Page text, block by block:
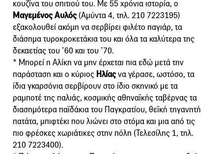
κουζίνα του σπιτιού του. Με 55 χρόνια ιστορία, ο
Μαγεμένος Αυλός(Αμύντα 4, τηλ. 210 7223195)
εξακολουθεί ακόμη να σερβίρει φιλέτο παγιάρ, τα
διάσημα τυροκροκετάκια του και όλα τα καλύτερα της
δεκαετίας του ’60 και του ’70.
* Μπορεί η Αλίκη να μην έρχεται πια εδώ μετά την
παράσταση και ο κύριος Ηλίαςνα γέρασε, ωστόσο, τα
ίδια γκαρσόνια σερβίρουν στο ίδιο σκηνικό με τα
ραμποτέ της παλιάς, κοσμικής αθηναϊκής ταβέρνας τα
διασημότερα παϊδάκια του Παγκρατίου, θεϊκή τηγανητή
πατάτα, μπιφτέκι που λιώνει στο στόμα και μια από τις
πιο φρέσκες χωριάτικες στην πόλη (Τελεσίλης 1, τηλ.
210 7223400).